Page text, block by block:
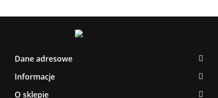
Dane adresowe
Informacje
O sklepie